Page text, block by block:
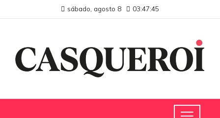
sábado, agosto 8 03:47:46